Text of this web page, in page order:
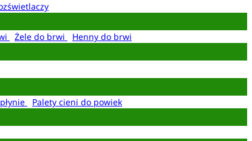
Żele do brwi
Henny do brwi
Palety cieni do powiek